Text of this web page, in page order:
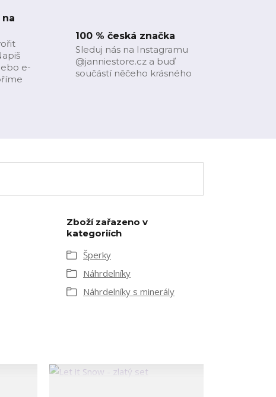
e-
100 % česká značka
Sleduj nás na Instagramu
@janniestore.cz a buď
součástí něčeho krásného
Zboží zařazeno v
kategoriích
Šperky
Náhrdelníky
Náhrdelníky s minerály